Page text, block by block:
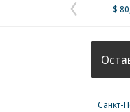
$
Санкт-